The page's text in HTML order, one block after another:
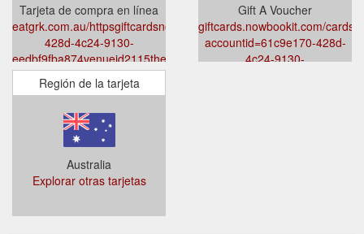
Tarjeta de compra en línea
eatgrk.com.au/
428d-4c24-9130-
eedbf9fba874venueid2115themelightaccent0149135
Gift A Voucher
giftcards.nowbookit.com/cards?
accountid=61c9e170-428d-
4c24-9130-
Región de la tarjeta
Australia
Explorar otras tarjetas